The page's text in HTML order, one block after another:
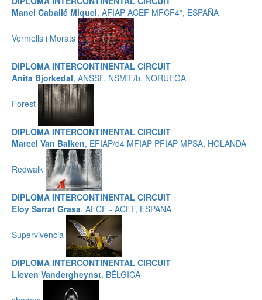
Manel Caballé Miquel, AFIAP ACEF MFCF4*, ESPAÑA
Vermells i Morats
DIPLOMA INTERCONTINENTAL CIRCUIT
Anita Bjorkedal, ANSSF, NSMiF/b, NORUEGA
Forest
DIPLOMA INTERCONTINENTAL CIRCUIT
Marcel Van Balken, EFIAP/d4 MFIAP PFIAP MPSA, HOLANDA
Redwalk
DIPLOMA INTERCONTINENTAL CIRCUIT
Eloy Sarrat Grasa, AFCF - ACEF, ESPAÑA
Supervivència
DIPLOMA INTERCONTINENTAL CIRCUIT
Lieven Vandergheynst, BÉLGICA